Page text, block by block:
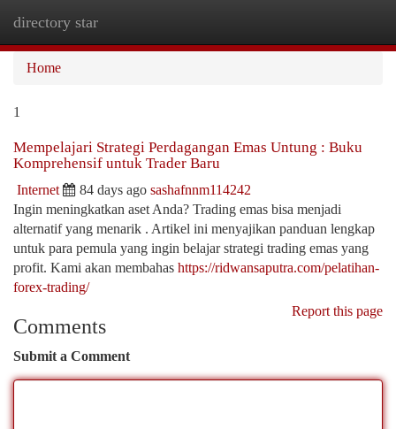
directory star
Home
1
Mempelajari Strategi Perdagangan Emas Untung : Buku
Komprehensif untuk Trader Baru
Internet 84 days ago sashafnnm114242
Ingin meningkatkan aset Anda? Trading emas bisa menjadi
alternatif yang menarik . Artikel ini menyajikan panduan lengkap
untuk para pemula yang ingin belajar strategi trading emas yang
profit. Kami akan membahas https://ridwansaputra.com/pelatihan-
forex-trading/
Report this page
Comments
Submit a Comment